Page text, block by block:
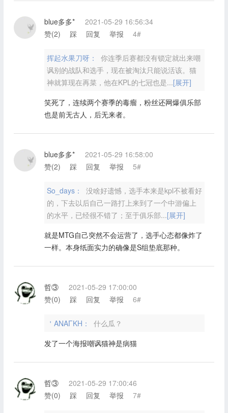
blue多多*
2021-05-29 16:56:34
赞(2) 踩 回复 举报 4#
挥起水果刀呀：
你连季后赛都没有锁定就出来嘲
讽别的战队和选手，现在被淘汰只能说活该。猫
神就算现在再菜，他在KPL的七冠也是...[展开]
笑死了，连续两个赛季的毒瘤，粉丝还网爆俱乐部
也是前无古人，后无来者。
blue多多*
2021-05-29 16:58:00
赞(2) 踩 回复 举报 5#
So_days：
没啥好遗憾，选手本来是kpl不被看好
的，下去以后自己一路打上来到了一个中游偏上
的水平，已经很不错了；至于俱乐部...[展开]
就是MTG自己突然不会运营了，选手心态都像炸了
一样。本身纸面实力的确像是S组垫底那种。
哲③
2021-05-29 17:00:00
赞(0) 踩 回复 举报 6#
＇ANAΓKH：
什么瓜？
发了一个海报嘲讽猫神是病猫
哲③
2021-05-29 17:00:46
赞(0) 踩 回复 举报 7#